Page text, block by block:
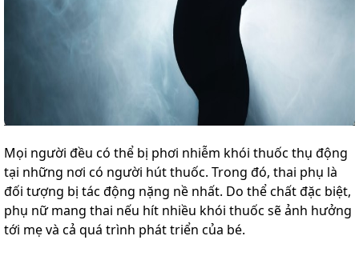
Mọi người đều có thể bị phơi nhiễm khói thuốc thụ động
tại những nơi có người hút thuốc. Trong đó, thai phụ là
đối tượng bị tác động nặng nề nhất. Do thể chất đặc biệt,
phụ nữ mang thai nếu hít nhiều khói thuốc sẽ ảnh hưởng
tới mẹ và cả quá trình phát triển của bé.